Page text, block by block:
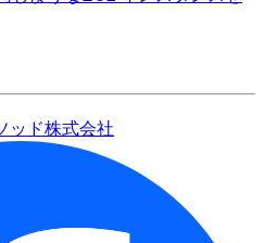
ッド株式会社